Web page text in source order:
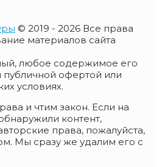
© 2019 - 2026 Все права
материалов сайта
любое содержимое его
публичной офертой или
условиях.
и чтим закон. Если на
контент,
права, пожалуйста,
Мы сразу же удалим его с